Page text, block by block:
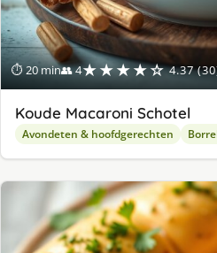
⏱ 20 min👥 4★★★★☆ 4.37
Koude Macaroni Schotel
Avondeten & hoofdgerechten